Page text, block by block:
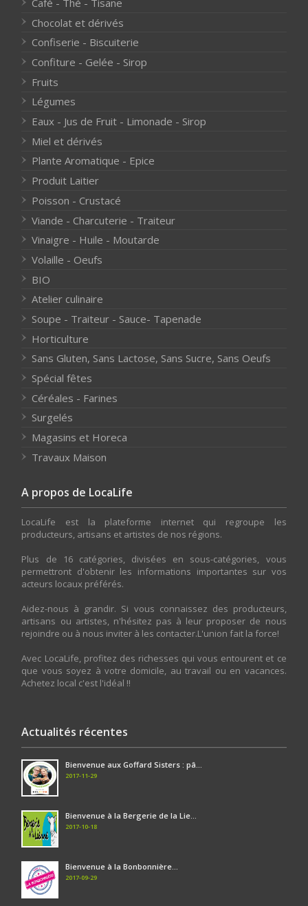
Chocolat et dérivés
Confiserie - Biscuiterie
Confiture - Gelée - Sirop
Fruits
Légumes
Eaux - Jus de Fruit - Limonade - Sirop
Miel et dérivés
Plante Aromatique - Epice
Produit Laitier
Poisson - Crustacé
Viande - Charcuterie - Traiteur
Vinaigre - Huile - Moutarde
Volaille - Oeufs
BIO
Atelier culinaire
Soupe - Traiteur - Sauce- Tapenade
Horticulture
Sans Gluten, Sans Lactose, Sans Sucre, Sans Oeufs
Spécial fêtes
Céréales - Farines
Surgelés
Magasins et Horeca
Travaux Maison
A propos de LocaLife
LocaLife est la plateforme internet qui regroupe les
producteurs, artisans et artistes de nos régions.
Plus de 16 catégories, divisées en sous-catégories, vous
permettront d'obtenir les informations importantes sur vos
acteurs locaux préférés.
Aidez-nous à grandir. Si vous connaissez des producteurs,
artisans ou artistes, n'hésitez pas à leur proposer de nous
rejoindre ou à nous inviter à les contacter.L'union fait la force!
Avec LocaLife, profitez des richesses qui vous entourent et ce
que vous soyez à votre domicile, au travail ou en vacances.
Achetez local c'est l'idéal !!
Actualités récentes
Bienvenue aux Goffard Sisters : pâ...
2017-11-29
Bienvenue à la Bergerie de la Lie...
2017-10-18
Bienvenue à la Bonbonnière...
2017-09-29